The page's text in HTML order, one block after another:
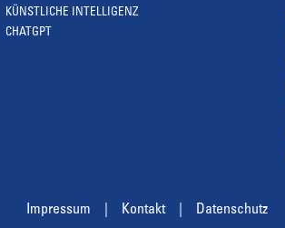
KÜNSTLICHE INTELLIGENZ
CHATGPT
Impressum Kontakt Datenschutz